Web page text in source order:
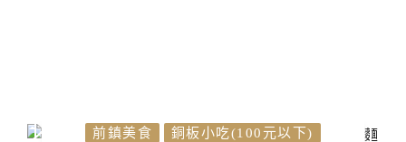
前鎮美食 銅板小吃(100元以下)